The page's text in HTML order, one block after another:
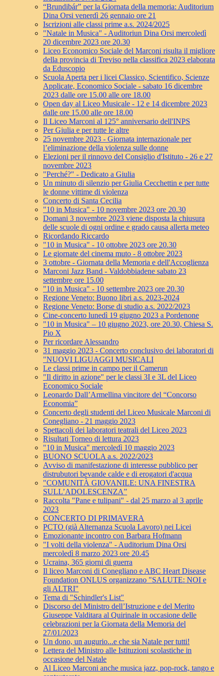
“Brundibár” per la Giornata della memoria: Auditorium
Dina Orsi venerdì 26 gennaio ore 21
Iscrizioni alle classi prime a.s. 2024/2025
"Natale in Musica" - Auditoriun Dina Orsi mercoledì
20 dicembre 2023 ore 20.30
Liceo Economico Sociale del Marconi risulta il migliore
della provincia di Treviso nella classifica 2023 elaborata
da Eduscopio
Scuola Aperta per i licei Classico, Scientifico, Scienze
Applicate, Economico Sociale - sabato 16 dicembre
2023 dalle ore 15.00 alle ore 18.00
Open day al Liceo Musicale - 12 e 14 dicembre 2023
dalle ore 15.00 alle ore 18.00
Il Liceo Marconi al 125° anniversario dell'INPS
Per Giulia e per tutte le altre
25 novembre 2023 - Giornata internazionale per
l’eliminazione della violenza sulle donne
Elezioni per il rinnovo del Consiglio d'Istituto - 26 e 27
novembre 2023
"Perché?" - Dedicato a Giulia
Un minuto di silenzio per Giulia Cecchettin e per tutte
le donne vittime di violenza
Concerto di Santa Cecilia
"10 in Musica" - 10 novembre 2023 ore 20.30
Domani 3 novembre 2023 viene disposta la chiusura
delle scuole di ogni ordine e grado causa allerta meteo
Ricordando Riccardo
"10 in Musica" - 10 ottobre 2023 ore 20.30
Le giornate del cinema muto - 8 ottobre 2023
3 ottobre - Giornata della Memoria e dell'Accoglienza
Marconi Jazz Band - Valdobbiadene sabato 23
settembre ore 15.00
"10 in Musica" - 10 settembre 2023 ore 20.30
Regione Veneto: Buono libri a.s. 2023-2024
Regione Veneto: Borse di studio a.s. 2022/2023
Cine-concerto lunedì 19 giugno 2023 a Pordenone
"10 in Musica" – 10 giugno 2023, ore 20.30, Chiesa S.
Pio X
Per ricordare Alessandro
31 maggio 2023 - Concerto conclusivo dei laboratori di
"NUOVI LIGUAGGI MUSICALI
Le classi prime in campo per il Camerun
"Il diritto in azione" per le classi 3I e 3L del Liceo
Economico Sociale
Leonardo Dall’Armellina vincitore del “Concorso
Economia”
Concerto degli studenti del Liceo Musicale Marconi di
Conegliano - 21 maggio 2023
Spettacoli dei laboratori teatrali del Liceo 2023
Risultati Torneo di lettura 2023
"10 in Musica" mercoledì 10 maggio 2023
BUONO SCUOLA a.s. 2022/2023
Avviso di manifestazione di interesse pubblico per
distrubutori bevande calde e di erogatori d'acqua
"COMUNITÀ GIOVANILE: UNA FINESTRA
SULL’ADOLESCENZA”
Raccolta "Pane e tulipani" - dal 25 marzo al 3 aprile
2023
CONCERTO DI PRIMAVERA
PCTO (già Alternanza Scuola Lavoro) nei Licei
Emozionante incontro con Barbara Hofmann
"I volti della violenza" - Auditorium Dina Orsi
mercoledì 8 marzo 2023 ore 20.45
Ucraina, 365 giorni di guerra
Il liceo Marconi di Conegliano e ABC Heart Disease
Foundation ONLUS organizzano "SALUTE: NOI e
gli ALTRI"
Tema di "Schindler's List"
Discorso del Ministro dell’Istruzione e del Merito
Giuseppe Valditara al Quirinale in occasione delle
celebrazioni per la Giornata della Memoria del
27/01/2023
Un dono, un augurio...e che sia Natale per tutti!
Lettera del Ministro alle Istituzioni scolastiche in
occasione del Natale
Al Liceo Marconi anche musica jazz, pop-rock, tango e